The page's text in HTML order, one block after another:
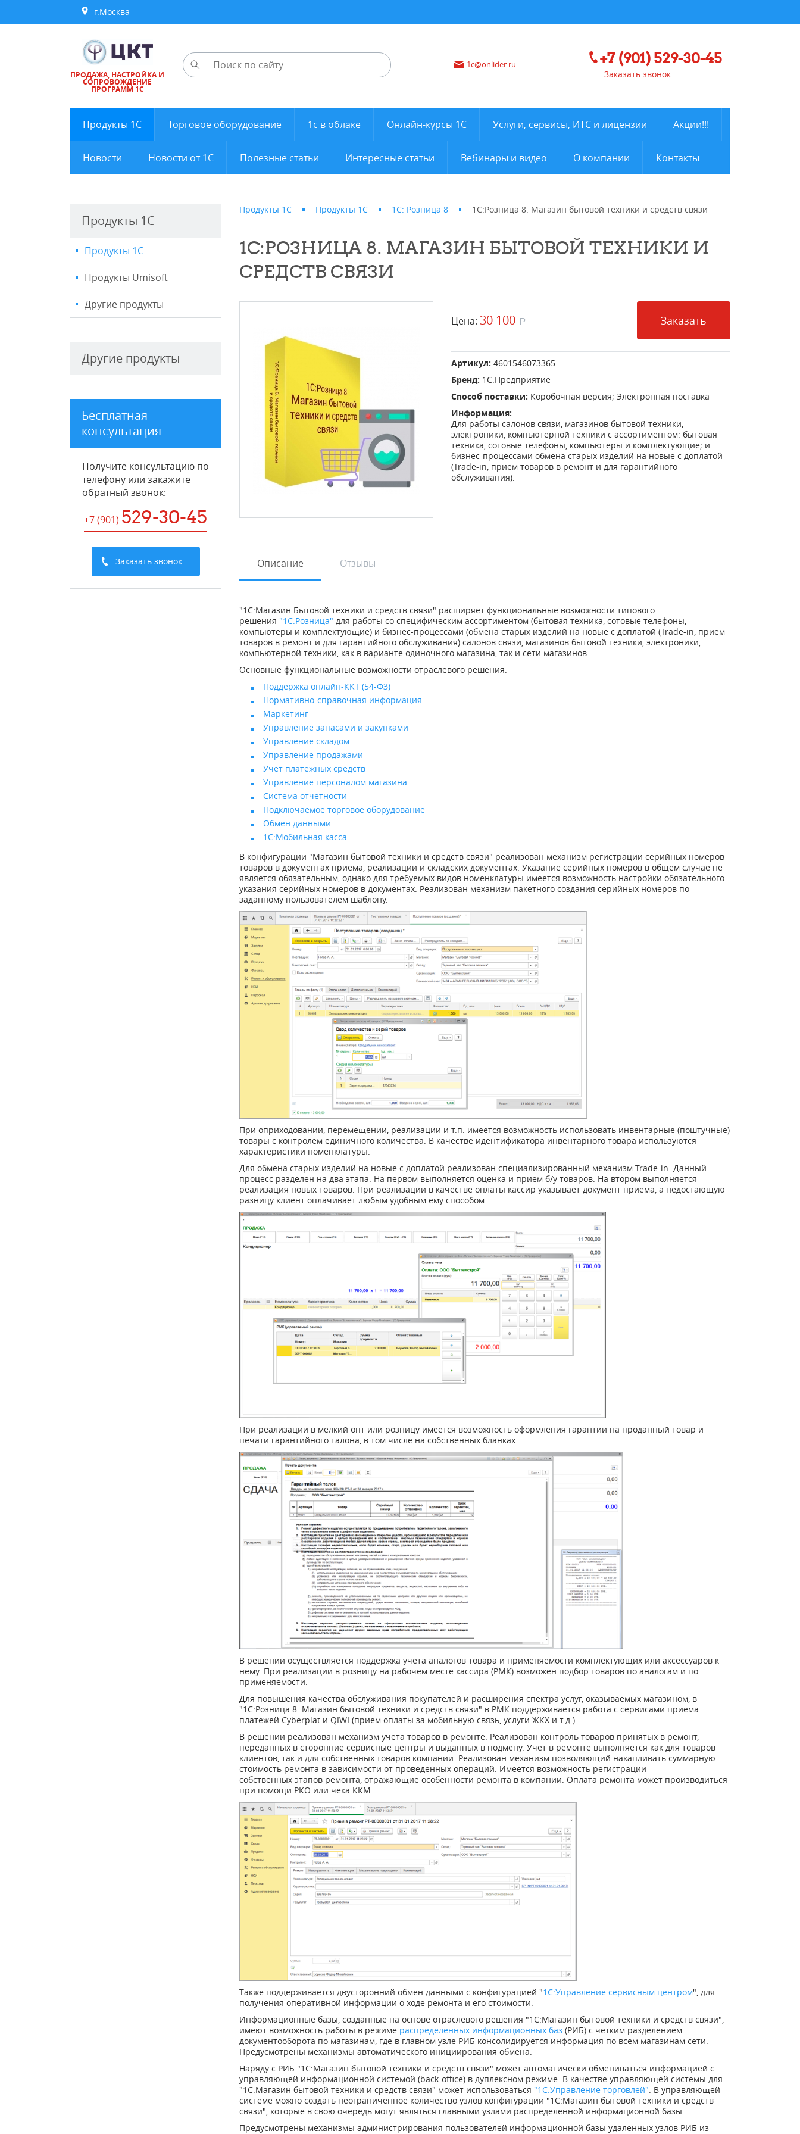
г.Москва
ПРОДАЖА, НАСТРОЙКА И
СОПРОВОЖДЕНИЕ
ПРОГРАММ 1С
1c@onlider.ru +7 (901) 529-30-45
Заказать звонок
Продукты 1С Торговое оборудование 1с в облаке Онлайн-курсы 1С Услуги, сервисы, ИТС и лицензии Акции!!!
Новости Новости от 1С Полезные статьи Интересные статьи Вебинары и видео О компании Контакты
Продукты 1С
Продукты 1С
Продукты Umisoft
Другие продукты
Другие продукты
Бесплатная
консультация
Получите консультацию по
телефону или закажите
обратный звонок:
+7 (901) 529-30-45
Заказать звонок
Продукты 1С Продукты 1С 1С: Розница 8 1С:Розница 8. Магазин бытовой техники и средств связи
1С:РОЗНИЦА 8. МАГАЗИН БЫТОВОЙ ТЕХНИКИ И
СРЕДСТВ СВЯЗИ
Цена: 30 100 a Заказать
Артикул:4601546073365
Бренд: 1С:Предприятие
Способ поставки: Коробочная версия; Электронная поставка
Информация:
Для работы салонов связи, магазинов бытовой техники,
электроники, компьютерной техники с ассортиментом: бытовая
техника, сотовые телефоны, компьютеры и комплектующие; и
бизнес-процессами обмена старых изделий на новые с доплатой
(Trade-in, прием товаров в ремонт и для гарантийного
обслуживания).
Описание Отзывы
"1С:Магазин Бытовой техники и средств связи" расширяет функциональные возможности типового
решения "1С:Розница" для работы со специфическим ассортиментом (бытовая техника, сотовые телефоны,
компьютеры и комплектующие) и бизнес-процессами (обмена старых изделий на новые с доплатой (Trade-in, прием
товаров в ремонт и для гарантийного обслуживания) салонов связи, магазинов бытовой техники, электроники,
компьютерной техники, как в варианте одиночного магазина, так и сети магазинов.
Основные функциональные возможности отраслевого решения:
Поддержка онлайн-ККТ (54-ФЗ)
Нормативно-справочная информация
Маркетинг
Управление запасами и закупками
Управление складом
Управление продажами
Учет платежных средств
Управление персоналом магазина
Система отчетности
Подключаемое торговое оборудование
Обмен данными
1С:Мобильная касса
В конфигурации "Магазин бытовой техники и средств связи" реализован механизм регистрации серийных номеров
товаров в документах приема, реализации и складских документах. Указание серийных номеров в общем случае не
является обязательным, однако для требуемых видов номенклатуры имеется возможность настройки обязательного
указания серийных номеров в документах. Реализован механизм пакетного создания серийных номеров по
заданному пользователем шаблону.
При оприходовании, перемещении, реализации и т.п. имеется возможность использовать инвентарные (поштучные)
товары с контролем единичного количества. В качестве идентификатора инвентарного товара используются
характеристики номенклатуры.
Для обмена старых изделий на новые с доплатой реализован специализированный механизм Trade-in. Данный
процесс разделен на два этапа. На первом выполняется оценка и прием б/у товаров. На втором выполняется
реализация новых товаров. При реализации в качестве оплаты кассир указывает документ приема, а недостающую
разницу клиент оплачивает любым удобным ему способом.
При реализации в мелкий опт или розницу имеется возможность оформления гарантии на проданный товар и
печати гарантийного талона, в том числе на собственных бланках.
В решении осуществляется поддержка учета аналогов товара и применяемости комплектующих или аксессуаров к
нему. При реализации в розницу на рабочем месте кассира (РМК) возможен подбор товаров по аналогам и по
применяемости.
Для повышения качества обслуживания покупателей и расширения спектра услуг, оказываемых магазином, в
"1С:Розница 8. Магазин бытовой техники и средств связи" в РМК поддерживается работа с сервисами приема
платежей Cyberplat и QIWI (прием оплаты за мобильную связь, услуги ЖКХ и т.д.).
В решении реализован механизм учета товаров в ремонте. Реализован контроль товаров принятых в ремонт,
переданных в сторонние сервисные центры и выданных в подмену. Учет в ремонте выполняется как для товаров
клиентов, так и для собственных товаров компании. Реализован механизм позволяющий накапливать суммарную
стоимость ремонта в зависимости от проведенных операций. Имеется возможность регистрации
собственных этапов ремонта, отражающие особенности ремонта в компании. Оплата ремонта может производиться
при помощи РКО или чека ККМ.
Также поддерживается двусторонний обмен данными с конфигурацией "1С:Управление сервисным центром", для
получения оперативной информации о ходе ремонта и его стоимости.
Информационные базы, созданные на основе отраслевого решения "1С:Магазин бытовой техники и средств связи",
имеют возможность работы в режиме распределенных информационных баз (РИБ) с четким разделением
документооборота по магазинам, где в главном узле РИБ консолидируется информация по всем магазинам сети.
Предусмотрены механизмы автоматического инициирования обмена.
Наряду с РИБ "1С:Магазин бытовой техники и средств связи" может автоматически обмениваться информацией с
управляющей информационной системой (back-office) в дуплексном режиме. В качестве управляющей системы для
"1С:Магазин бытовой техники и средств связи" может использоваться "1С:Управление торговлей" . В управляющей
системе можно создать неограниченное количество узлов конфигурации "1С:Магазин бытовой техники и средств
связи", которые в свою очередь могут являться главными узлами распределенной информационной базы.
Предусмотрены механизмы администрирования пользователей информационной базы удаленных узлов РИБ из